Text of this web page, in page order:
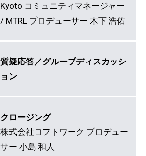
Kyoto コミュニティマネージャー
/ MTRL プロデューサー 木下 浩佑
質疑応答／グループディスカッシ
ョン
クロージング
株式会社ロフトワーク プロデュー
サー 小島 和人